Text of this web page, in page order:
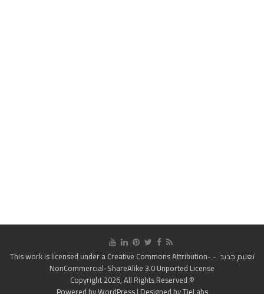
تعليم جديد - This work is licensed under a
Creative Commons Attribution-
NonCommercial-ShareAlike 3.0 Unported License
© Copyright 2026, All Rights Reserved